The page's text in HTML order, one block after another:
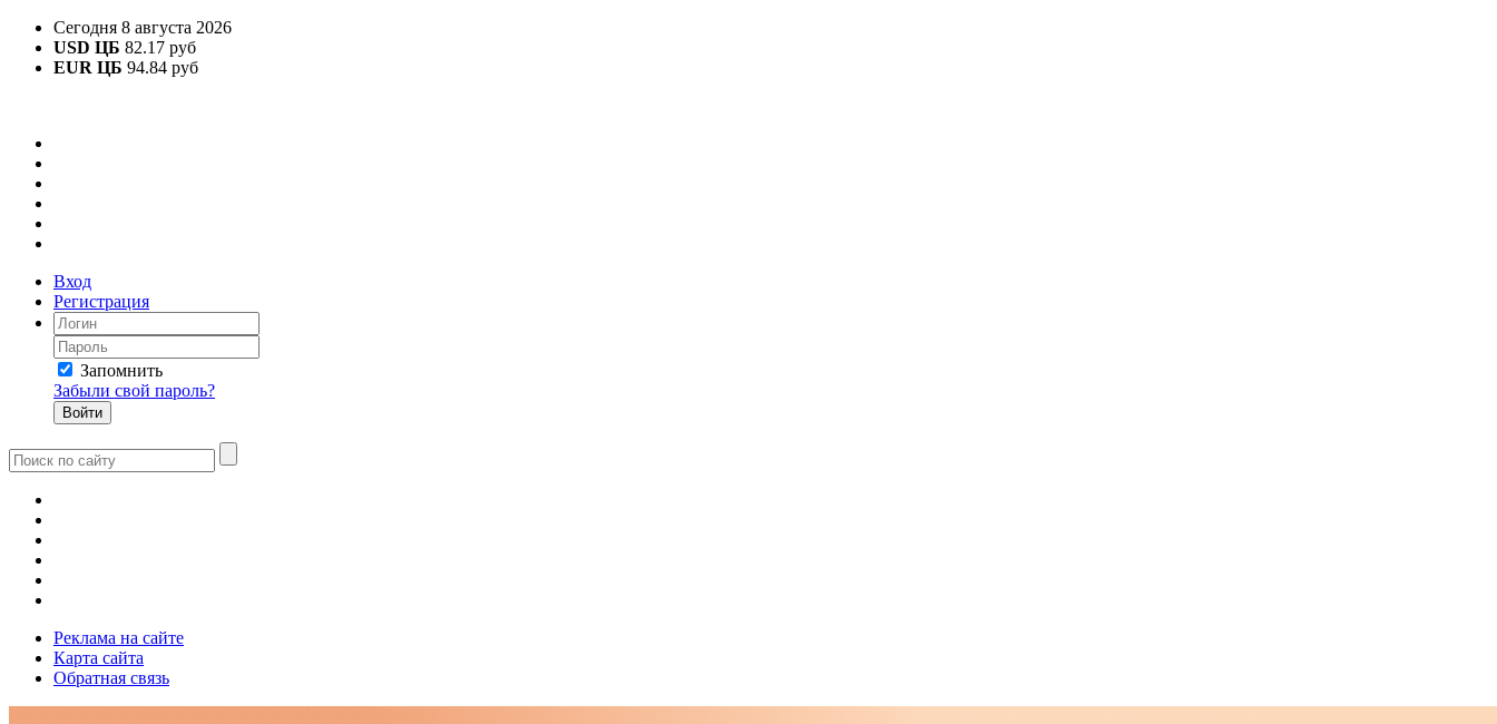
Сегодня 8 августа 2026
USD ЦБ 82.17 руб
EUR ЦБ 94.84 руб
Вход
Регистрация
Запомнить
Забыли свой пароль?
Реклама на сайте
Карта сайта
Обратная связь